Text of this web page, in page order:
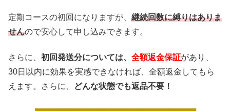
定期コースの初回になりますが、 継続回数に縛りはありま
せんので安心して申し込みできます。
さらに、 初回発送分については、 全額返金保証があり、
30日以内に効果を実感できなければ、全額返金してもら
えます。さらに、
どんな状態でも返品不要！